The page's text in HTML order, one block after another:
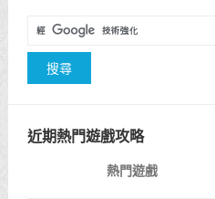
近期熱門遊戲攻略
熱門遊戲